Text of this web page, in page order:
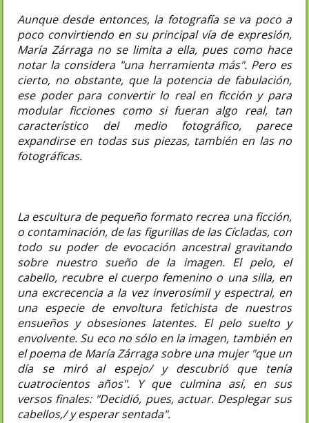
Aunque desde entonces, la fotografía se va poco a
poco convirtiendo en su principal vía de expresión,
María Zárraga no se limita a ella, pues como hace
notar la considera "una herramienta más". Pero es
cierto, no obstante, que la potencia de fabulación,
ese poder para convertir lo real en ficción y para
modular ficciones como si fueran algo real, tan
característico del medio fotográfico, parece
expandirse en todas sus piezas, también en las no
fotográficas.
La escultura de pequeño formato recrea una ficción,
o contaminación, de las figurillas de las Cícladas, con
todo su poder de evocación ancestral gravitando
sobre nuestro sueño de la imagen. El pelo, el
cabello, recubre el cuerpo femenino o una silla, en
una excrecencia a la vez inverosímil y espectral, en
una especie de envoltura fetichista de nuestros
ensueños y obsesiones latentes. El pelo suelto y
envolvente. Su eco no sólo en la imagen, también en
el poema de María Zárraga sobre una mujer "que un
día se miró al espejo/ y descubrió que tenía
cuatrocientos años". Y que culmina así, en sus
versos finales: "Decidió, pues, actuar. Desplegar sus
cabellos,/ y esperar sentada".